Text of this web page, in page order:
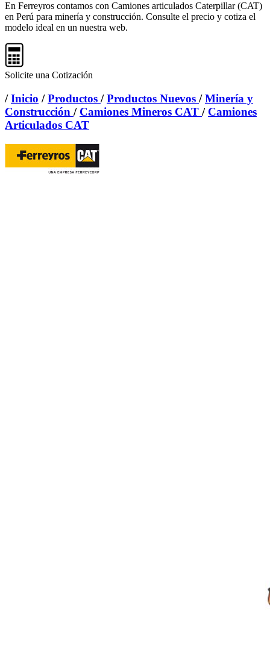
En Ferreyros contamos con Camiones articulados Caterpillar (CAT)
en Perú para minería y construcción. Consulte el precio y cotiza el
modelo ideal en un nuestra web.
Solicite una Cotización
/Inicio /Productos /Productos Nuevos /Minería y
Construcción / Camiones Mineros CAT / Camiones
Articulados CAT